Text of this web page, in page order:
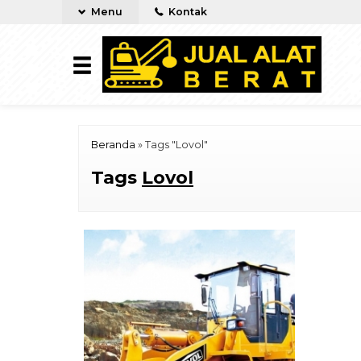
Menu Kontak
Beranda » Tags "Lovol"
Tags Lovol